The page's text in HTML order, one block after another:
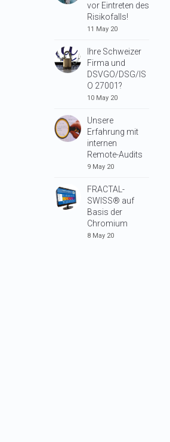
vor Eintreten des
Risikofalls!
11 May 20
Ihre Schweizer
Firma und
DSVGO/DSG/IS
O 27001?
10 May 20
Unsere
Erfahrung mit
internen
Remote-Audits
9 May 20
FRACTAL-
SWISS® auf
Basis der
Chromium
8 May 20